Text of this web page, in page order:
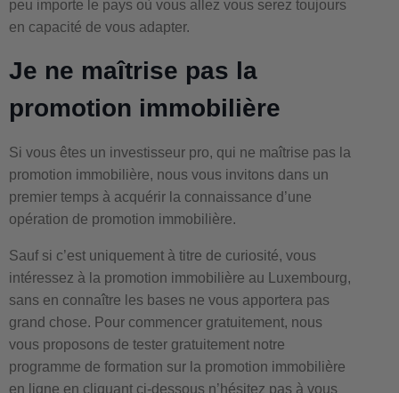
peu importe le pays où vous allez vous serez toujours
en capacité de vous adapter.
Je ne maîtrise pas la
promotion immobilière
Si vous êtes un investisseur pro, qui ne maîtrise pas la
promotion immobilière, nous vous invitons dans un
premier temps à acquérir la connaissance d’une
opération de promotion immobilière.
Sauf si c’est uniquement à titre de curiosité, vous
intéressez à la promotion immobilière au Luxembourg,
sans en connaître les bases ne vous apportera pas
grand chose. Pour commencer gratuitement, nous
vous proposons de tester gratuitement notre
programme de formation sur la promotion immobilière
en ligne en cliquant ci-dessous n’hésitez pas à vous